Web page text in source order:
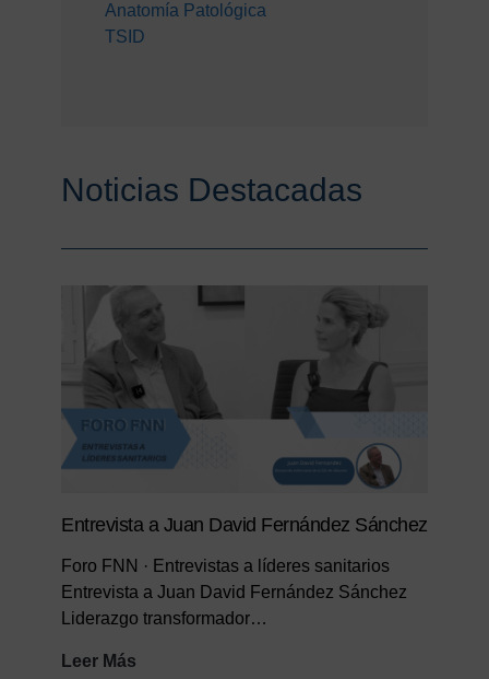
Anatomía Patológica
TSID
Noticias Destacadas
Entrevista a Juan David Fernández Sánchez
Foro FNN · Entrevistas a líderes sanitarios
Entrevista a Juan David Fernández Sánchez
Liderazgo transformador…
Leer Más